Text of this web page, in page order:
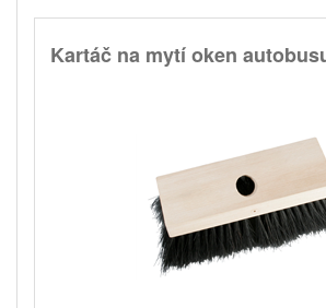
Kartáč na mytí oken